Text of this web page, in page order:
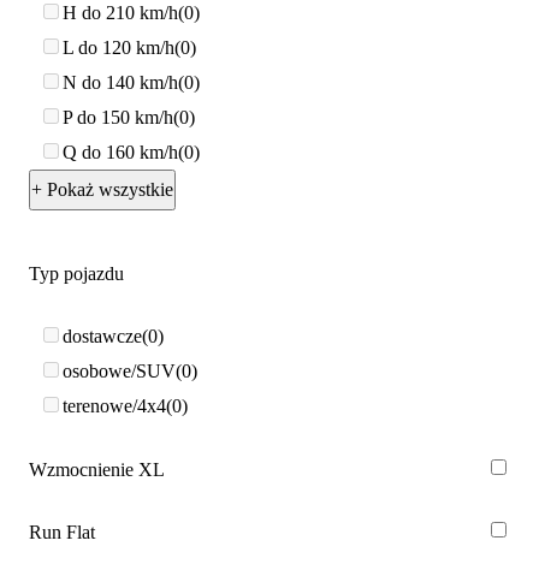
H do 210 km/h 0
L do 120 km/h 0
N do 140 km/h 0
P do 150 km/h 0
Q do 160 km/h 0
+ Pokaż wszystkie
Typ pojazdu
dostawcze 0
osobowe/SUV 0
terenowe/4x4 0
Wzmocnienie XL
Run Flat